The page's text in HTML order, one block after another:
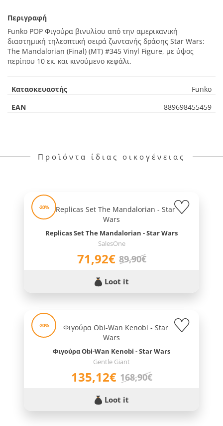
Περιγραφή
Funko POP Φιγούρα βινυλίου από την αμερικανική
διαστημική τηλεοπτική σειρά ζωντανής δράσης Star Wars:
The Mandalorian (Final) (MT) #345 Vinyl Figure, με ύψος
περίπου 10 εκ. και κινούμενο κεφάλι.
Κατασκευαστής
Funko
EAN
889698455459
Προϊόντα ίδιας οικογένειας
-20%
Replicas Set The Mandalorian - Star Wars
SalesOne
71,92€ 89,90€
Loot it
-20%
Φιγούρα Obi-Wan Kenobi - Star Wars
Gentle Giant
135,12€ 168,90€
Loot it